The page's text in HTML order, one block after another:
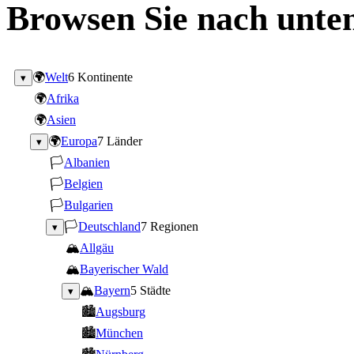
Browsen Sie nach
▾ 🌍Welt6 Kontinente
🌍Afrika
🌍Asien
▾ 🌍Europa7 Länder
🏳Albanien
🏳Belgien
🏳Bulgarien
▾ 🏳Deutschland7 Regionen
🏔Allgäu
🏔Bayerischer Wald
▾ 🏔Bayern5 Städte
🏙Augsburg
🏙München